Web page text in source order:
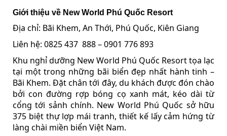
Giới thiệu về New World Phú Quốc Resort
Địa chỉ: Bãi Khem, An Thới, Phú Quốc, Kiên Giang
Liên hệ: 0825 437 888 – 0901 776 893
Khu nghỉ dưỡng New World Phú Quốc Resort tọa lạc
tại một trong những bãi biển đẹp nhất hành tinh –
Bãi Khem. Đặt chân tới đây, du khách được đón chào
bởi con đường rợp bóng cọ xanh mát, kéo dài từ
cổng tới sảnh chính. New World Phú Quốc sở hữu
375 biệt thự lợp mái tranh, thiết kế lấy cảm hứng từ
làng chài miền biển Việt Nam.